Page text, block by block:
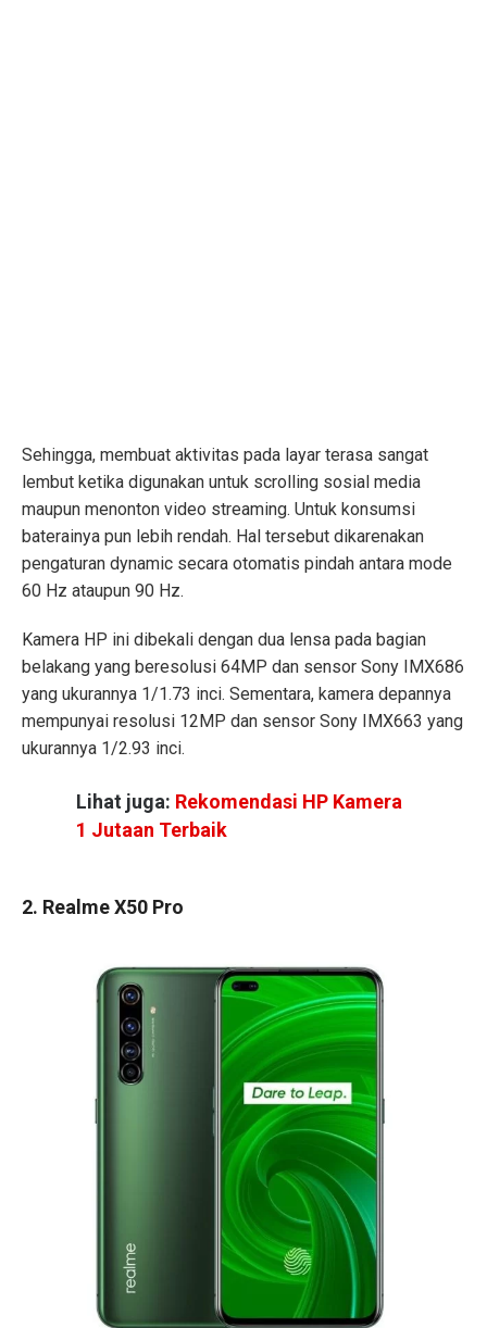
Sehingga, membuat aktivitas pada layar terasa sangat
lembut ketika digunakan untuk scrolling sosial media
maupun menonton video streaming. Untuk konsumsi
baterainya pun lebih rendah. Hal tersebut dikarenakan
pengaturan dynamic secara otomatis pindah antara mode
60 Hz ataupun 90 Hz.
Kamera HP ini dibekali dengan dua lensa pada bagian
belakang yang beresolusi 64MP dan sensor Sony IMX686
yang ukurannya 1/1.73 inci. Sementara, kamera depannya
mempunyai resolusi 12MP dan sensor Sony IMX663 yang
ukurannya 1/2.93 inci.
Lihat juga: Rekomendasi HP Kamera
1 Jutaan Terbaik
2. Realme X50 Pro